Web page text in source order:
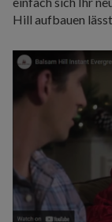
Hill aufbauen